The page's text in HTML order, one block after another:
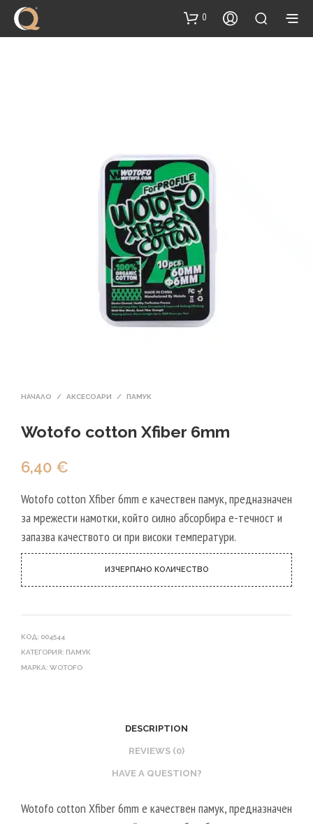
content
0
НАЧАЛО / АКСЕСОАРИ / ПАМУК
Wotofo cotton Xfiber 6mm
6,40 €
Wotofo cotton Xfiber 6mm е качествен памук, предназначен
за мрежести намотки, който силно абсорбира е-течност и
запазва качеството си при високи температури.
ИЗЧЕРПАНО КОЛИЧЕСТВО
КОД: 004544
КАТЕГОРИЯ: ПАМУК
МАРКА: WOTOFO
DESCRIPTION
REVIEWS (0)
HAVE A QUESTION?
Wotofo cotton Xfiber 6mm е качествен памук, предназначен